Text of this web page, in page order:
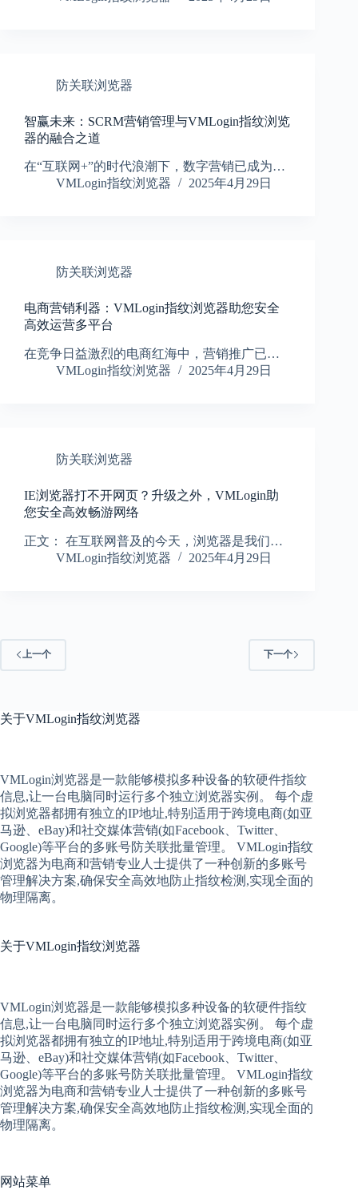
防关联浏览器
智赢未来：SCRM营销管理与VMLogin指纹浏览
器的融合之道
在“互联网+”的时代浪潮下，数字营销已成为…
VMLogin指纹浏览器
2025年4月29日
防关联浏览器
电商营销利器：VMLogin指纹浏览器助您安全
高效运营多平台
在竞争日益激烈的电商红海中，营销推广已…
VMLogin指纹浏览器
2025年4月29日
防关联浏览器
IE浏览器打不开网页？升级之外，VMLogin助
您安全高效畅游网络
正文： 在互联网普及的今天，浏览器是我们…
VMLogin指纹浏览器
2025年4月29日
上一个 下一个
关于VMLogin指纹浏览器
VMLogin浏览器是一款能够模拟多种设备的软硬件指纹
信息,让一台电脑同时运行多个独立浏览器实例。 每个虚
拟浏览器都拥有独立的IP地址,特别适用于跨境电商(如亚
马逊、eBay)和社交媒体营销(如Facebook、Twitter、
Google)等平台的多账号防关联批量管理。 VMLogin指纹
浏览器为电商和营销专业人士提供了一种创新的多账号
管理解决方案,确保安全高效地防止指纹检测,实现全面的
物理隔离。
关于VMLogin指纹浏览器
VMLogin浏览器是一款能够模拟多种设备的软硬件指纹
信息,让一台电脑同时运行多个独立浏览器实例。 每个虚
拟浏览器都拥有独立的IP地址,特别适用于跨境电商(如亚
马逊、eBay)和社交媒体营销(如Facebook、Twitter、
Google)等平台的多账号防关联批量管理。 VMLogin指纹
浏览器为电商和营销专业人士提供了一种创新的多账号
管理解决方案,确保安全高效地防止指纹检测,实现全面的
物理隔离。
网站菜单